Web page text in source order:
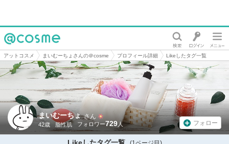
@cosme
アットコスメ まいむーちょさんの＠cosme プロフィール詳細 Likeしたタグ一覧
まいむーちょ さん
42歳 脂性肌 729 フォロー